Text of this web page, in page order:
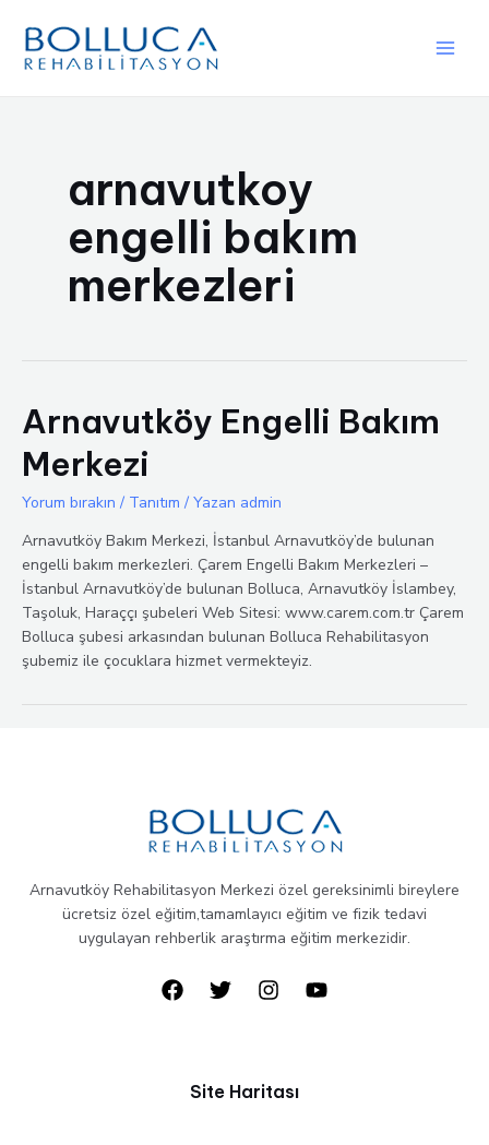
atla
arnavutkoy
engelli bakım
merkezleri
Arnavutköy Engelli Bakım
Merkezi
Yorum bırakın / Tanıtım / Yazan admin
Arnavutköy Bakım Merkezi, İstanbul Arnavutköy’de bulunan
engelli bakım merkezleri. Çarem Engelli Bakım Merkezleri –
İstanbul Arnavutköy’de bulunan Bolluca, Arnavutköy İslambey,
Taşoluk, Haraççı şubeleri Web Sitesi: www.carem.com.tr Çarem
Bolluca şubesi arkasından bulunan Bolluca Rehabilitasyon
şubemiz ile çocuklara hizmet vermekteyiz.
Arnavutköy Rehabilitasyon Merkezi özel gereksinimli bireylere
ücretsiz özel eğitim,tamamlayıcı eğitim ve fizik tedavi
uygulayan rehberlik araştırma eğitim merkezidir.
Site Haritası